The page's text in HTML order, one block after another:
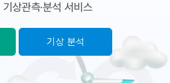
기상관측·분석 서비스
기상 분석